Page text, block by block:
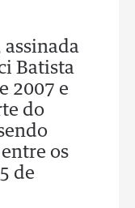
assinada
Batista
2007 e
do
os
de